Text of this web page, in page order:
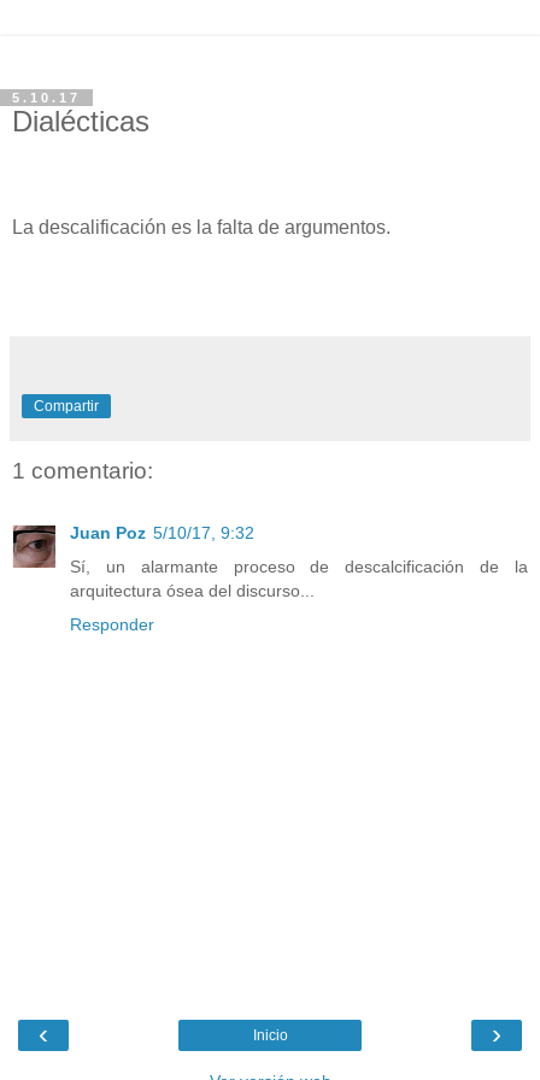
5.10.17
Dialécticas
La descalificación es la falta de argumentos.
Compartir
1 comentario:
Juan Poz 5/10/17, 9:32
Sí, un alarmante proceso de descalcificación de la
arquitectura ósea del discurso...
Responder
‹ ›
Inicio